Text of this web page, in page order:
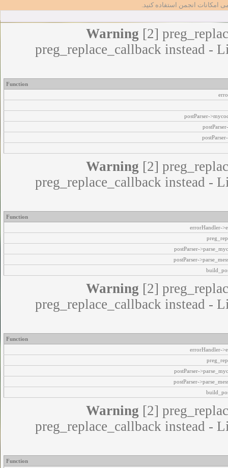
امکانات انجمن استفاده کنید.
Warning [2]
preg_replace_callback instead -
Function
postParser-
Warning [2]
preg_replace_callback instead -
Function
errorHandler-
postParser-
postParser-
Warning [2]
preg_replace_callback instead -
Function
errorHandler-
postParser-
postParser-
Warning [2]
preg_replace_callback instead -
Function